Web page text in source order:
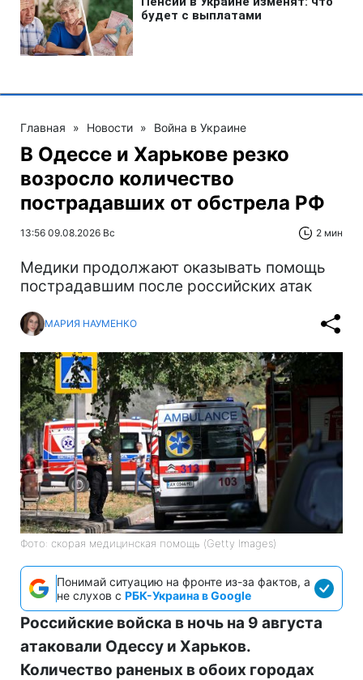
Главная » Новости » Война в Украине
В Одессе и Харькове резко
возросло количество
пострадавших от обстрела РФ
13:56 09.08.2026 Вс 2 мин
Медики продолжают оказывать помощь
пострадавшим после российских атак
МАРИЯ НАУМЕНКО
Фото: скорая медицинская помощь (Getty Images)
Понимай ситуацию на фронте из-за фактов, а
не слухов с РБК-Украина в Google
Российские войска в ночь на 9 августа
атаковали Одессу и Харьков.
Количество раненых в обоих городах